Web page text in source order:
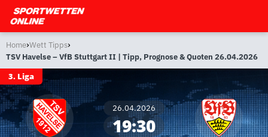
Home›Wett Tipps›
TSV Havelse – VfB Stuttgart II | Tipp, Prognose & Quoten 26.04.2026
3. Liga
26.04.2026
19:30